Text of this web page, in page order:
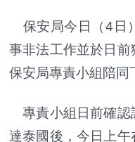
保安局今日（4日
事非法工作並於日
保安局專責小組陪同
專責小組日前確認
達泰國後，今日上